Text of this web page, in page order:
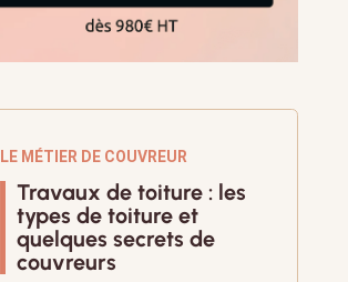
LE MÉTIER DE COUVREUR
Travaux de toiture : les
types de toiture et
quelques secrets de
couvreurs